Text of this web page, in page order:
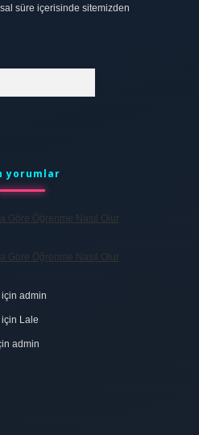
süre içerisinde sitemizden
yorumlar
Göre Öğrenme Nasıl Olur
Göre Öğrenme Nasıl Olur
için admin
için Lale
admin